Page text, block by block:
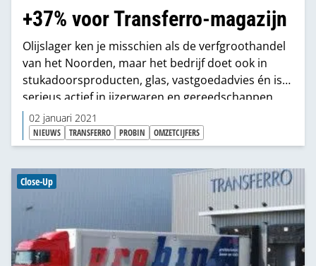
+37% voor Transferro-magazijn
Olijslager ken je misschien als de verfgroothandel
van het Noorden, maar het bedrijf doet ook in
stukadoorsproducten, glas, vastgoedadvies én is
serieus actief in ijzerwaren en gereedschappen.
Door al die specialismen te bundelen, te focussen
op de oplossing voor de klant, aan de achterkant
slim samen te werken en laagdrempelig en alom
aanwezig te zijn, heeft het bedrijf een heel
bijzondere positie in de markt.
02 januari 2021
NIEUWS TRANSFERRO PROBIN OMZETCIJFERS
Close-Up